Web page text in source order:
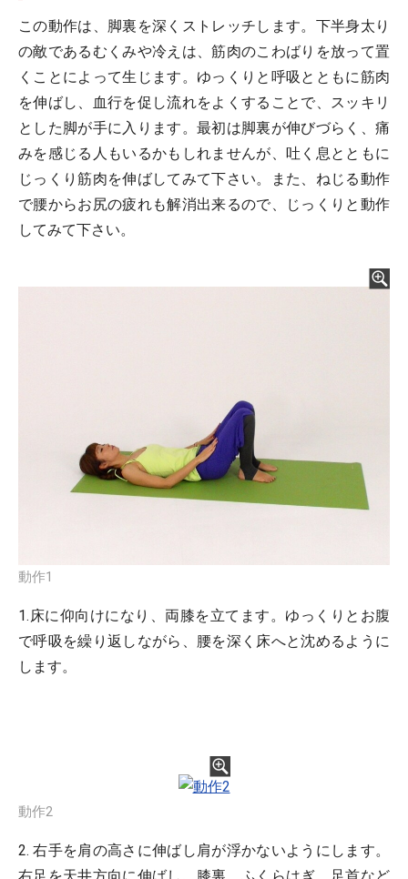
この動作は、脚裏を深くストレッチします。下半身太り
の敵であるむくみや冷えは、筋肉のこわばりを放って置
くことによって生じます。ゆっくりと呼吸とともに筋肉
を伸ばし、血行を促し流れをよくすることで、スッキリ
とした脚が手に入ります。最初は脚裏が伸びづらく、痛
みを感じる人もいるかもしれませんが、吐く息とともに
じっくり筋肉を伸ばしてみて下さい。また、ねじる動作
で腰からお尻の疲れも解消出来るので、じっくりと動作
してみて下さい。
動作1
1.床に仰向けになり、両膝を立てます。ゆっくりとお腹
で呼吸を繰り返しながら、腰を深く床へと沈めるように
します。
動作2
2. 右手を肩の高さに伸ばし肩が浮かないようにします。